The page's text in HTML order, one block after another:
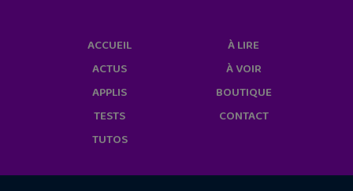
ACCUEIL
ACTUS
APPLIS
TESTS
TUTOS
À LIRE
À VOIR
BOUTIQUE
CONTACT